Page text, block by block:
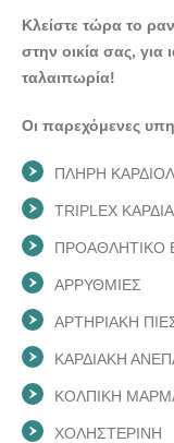
Κλείστε τώρα το
στην οικία σας, για
ταλαιπωρία!
Οι παρεχόμενες
ΠΛΗΡΗ
TRIPLEX
ΠΡΟΑΘΛΗΤΙΚΟ
ΑΡΡΥΘΜΙΕΣ
ΑΡΤΗΡΙΑΚΗ
ΚΑΡΔΙΑΚΗ
ΚΟΛΠΙΚΗ
ΧΟΛΗΣΤΕΡΙΝΗ